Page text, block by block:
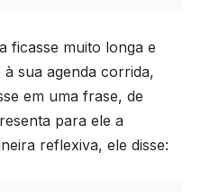
ficasse muito longa e
sua agenda corrida,
em uma frase, de
para ele a
reflexiva, ele disse: